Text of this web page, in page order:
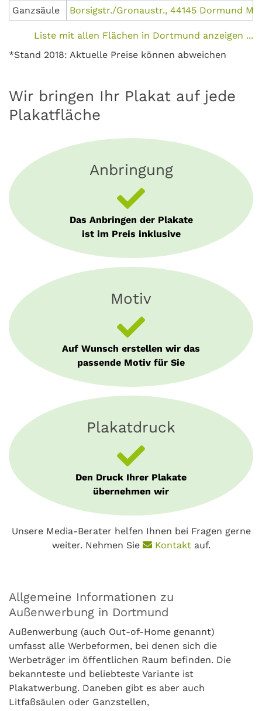
Ganzsäule
Borsigstr./Gronaustr., 44145 Dormund
Liste mit allen Flächen in Dortmund anzeigen ...
*Stand 2018: Aktuelle Preise können abweichen
Wir bringen Ihr Plakat auf jede
Plakatfläche
Anbringung
Das Anbringen der Plakate
ist im Preis inklusive
Motiv
Auf Wunsch erstellen wir das
passende Motiv für Sie
Plakatdruck
Den Druck Ihrer Plakate
übernehmen wir
Unsere Media-Berater helfen Ihnen bei Fragen gerne
weiter. Nehmen Sie
Kontaktauf.
Allgemeine Informationen zu
Außenwerbung in Dortmund
Außenwerbung (auch Out-of-Home genannt)
umfasst alle Werbeformen, bei denen sich die
Werbeträger im öffentlichen Raum befinden. Die
bekannteste und beliebteste Variante ist
Plakatwerbung. Daneben gibt es aber auch
Litfaßsäulen oder Ganzstellen,